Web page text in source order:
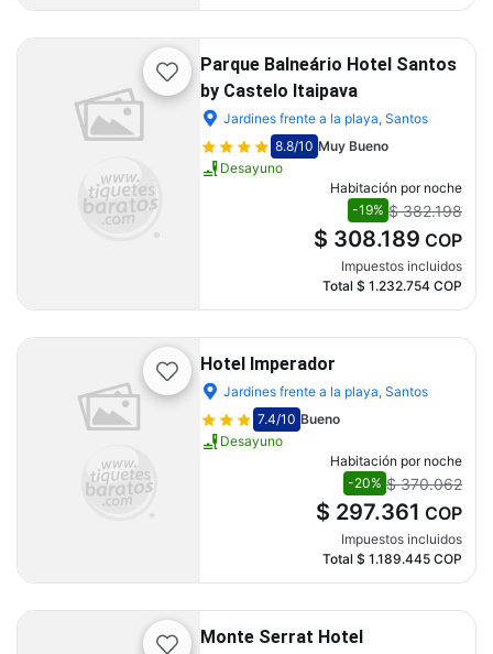
Parque Balneário Hotel Santos
by Castelo Itaipava
Jardines frente a la playa, Santos
8.8/10 Muy Bueno
Desayuno
Habitación por noche
-19% $ 382.198
$ 308.189 COP
Impuestos incluidos
Total $ 1.232.754 COP
Hotel Imperador
Jardines frente a la playa, Santos
7.4/10 Bueno
Desayuno
Habitación por noche
-20% $ 370.062
$ 297.361 COP
Impuestos incluidos
Total $ 1.189.445 COP
Monte Serrat Hotel